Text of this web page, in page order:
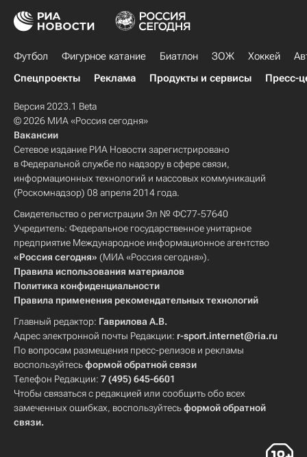
Футбол Фигурное катание Биатлон ЗОЖ Хоккей
Спецпроекты
Реклама Продукты и сервисы Пресс-
Версия 2023.1 Beta
© 2026 МИА «Россия сегодня»
Вакансии
Сетевое издание РИА Новости зарегистрировано
в Федеральной службе по надзору в сфере связи,
информационных технологий и массовых коммуникаций
(Роскомнадзор) 08 апреля 2014 года.
Свидетельство о регистрации Эл № ФС77-57640
Учредитель: Федеральное государственное унитарное
предприятие Международное информационное агентство
«Россия сегодня» (МИА «Россия сегодня»).
Правила использования материалов
Политика конфиденциальности
Правила применения рекомендательных технологий
Главный редактор: Гаврилова А.В.
Адрес электронной почты Редакции: r-sport.internet@ria.ru
По вопросам размещения пресс-релизов и рекламы
воспользуйтесьформой обратной связи
Телефон Редакции: 7 (495) 645-6601
Чтобы связаться с редакцией или сообщить обо всех
замеченных ошибках, воспользуйтесьформой обратной
связи.